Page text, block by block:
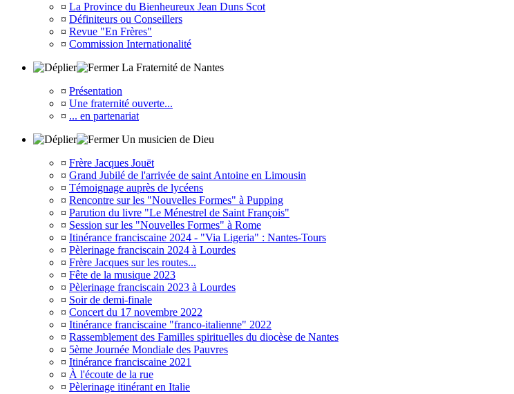
¤ La Province du Bienheureux Jean Duns Scot
¤ Définiteurs ou Conseillers
¤ Revue "En Frères"
¤ Commission Internationalité
La Fraternité de Nantes
¤ Présentation
¤ Une fraternité ouverte...
¤ ... en partenariat
Un musicien de Dieu
¤ Frère Jacques Jouët
¤ Grand Jubilé de l'arrivée de saint Antoine en Limousin
¤ Témoignage auprès de lycéens
¤ Rencontre sur les "Nouvelles Formes" à Pupping
¤ Parution du livre "Le Ménestrel de Saint François"
¤ Session sur les "Nouvelles Formes" à Rome
¤ Itinérance franciscaine 2024 - "Via Ligeria" : Nantes-Tours
¤ Pèlerinage franciscain 2024 à Lourdes
¤ Frère Jacques sur les routes...
¤ Fête de la musique 2023
¤ Pèlerinage franciscain 2023 à Lourdes
¤ Soir de demi-finale
¤ Concert du 17 novembre 2022
¤ Itinérance franciscaine "franco-italienne" 2022
¤ Rassemblement des Familles spirituelles du diocèse de Nantes
¤ 5ème Journée Mondiale des Pauvres
¤ Itinérance franciscaine 2021
¤ À l'écoute de la rue
¤ Pèlerinage itinérant en Italie